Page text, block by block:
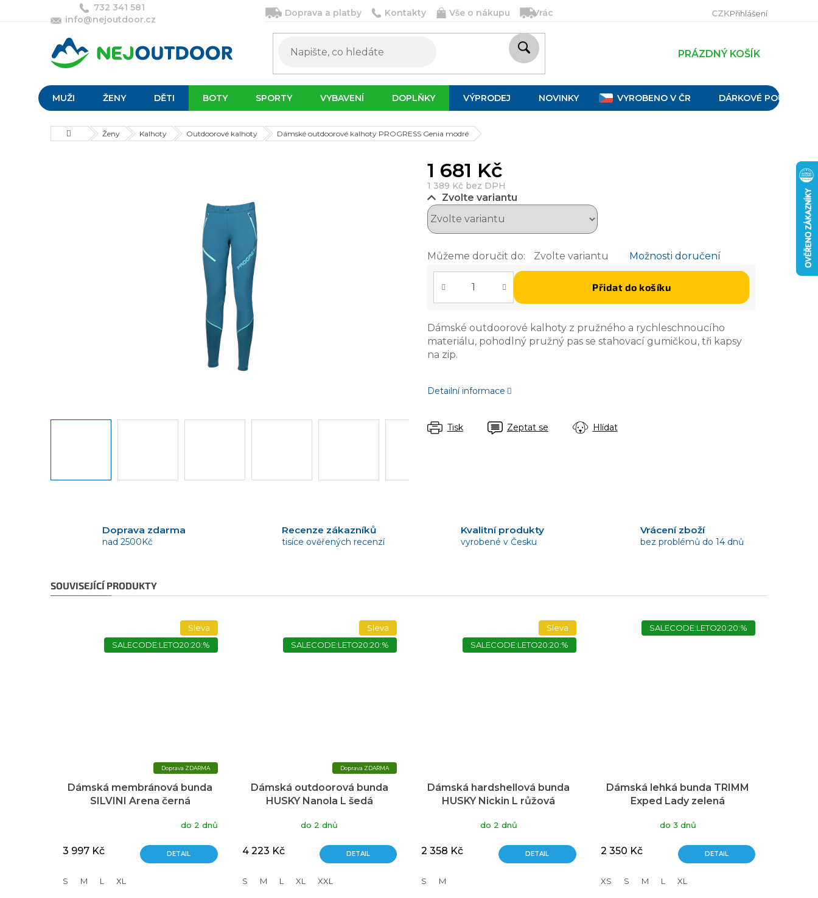
732 341 581
info@nejoutdoor.cz
Doprava a platby Kontakty Vše o nákupu Vrácení, výměna a reklamace Velikostní tabulky
CZKPřihlášení
PRÁZDNÝ KOŠÍK
MUŽI ŽENY DĚTI BOTY SPORTY VYBAVENÍ DOPLŇKY VÝPRODEJ NOVINKY VYROBENO V ČR DÁRKOVÉ POUKAZY
DomůŽeny Kalhoty Outdoorové kalhoty Dámské outdoorové kalhoty PROGRESS Genia modré
1 681 Kč
1 389 Kč bez DPH
Zvolte variantu
Můžeme doručit do: Zvolte variantu Možnosti doručení
Přidat do košíku
Dámské outdoorové kalhoty z pružného a rychleschnoucího
materiálu, pohodlný pružný pas se stahovací gumičkou, tři kapsy
na zip.
Detailní informace
Tisk Zeptat se Hlídat
Doprava zdarma
nad 2500Kč
Recenze zákazníků
tisíce ověřených recenzí
Kvalitní produkty
vyrobené v Česku
Vrácení zboží
bez problémů do 14 dnů
SOUVISEJÍCÍ PRODUKTY
Sleva
SALECODE:LETO20:20:%
ZDARMA
Dámská membránová bunda
SILVINI Arena černá
produktu
z
do 2 dnů
3 997 Kč DETAIL
S M L XL
Sleva
SALECODE:LETO20:20:%
ZDARMA
Dámská outdoorová bunda
HUSKY Nanola L šedá
do 2 dnů
4 223 Kč DETAIL
S M L XL XXL
Sleva
SALECODE:LETO20:20:%
Dámská hardshellová bunda
HUSKY Nickin L růžová
do 2 dnů
2 358 Kč DETAIL
S M
SALECODE:LETO20:20:%
Dámská lehká bunda TRIMM
Exped Lady zelená
do 3 dnů
2 350 Kč DETAIL
XS S M L XL